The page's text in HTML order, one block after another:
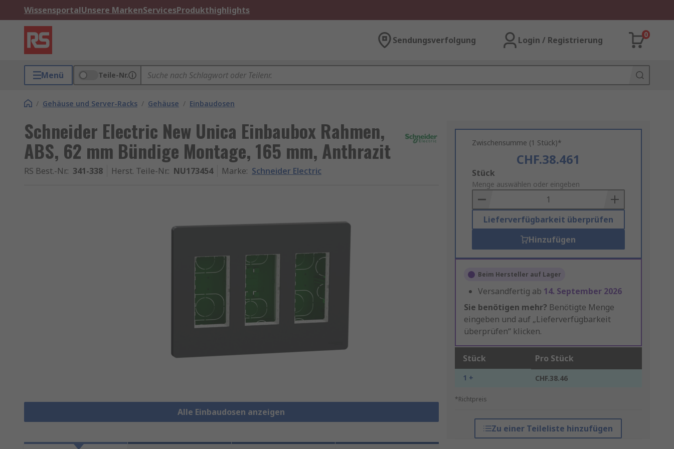
WissensportalUnsere MarkenServicesProdukthighlights
Sendungsverfolgung Login / Registrierung
0
Menü Teile-Nr.
/ Gehäuse und Server-Racks / Gehäuse / Einbaudosen
Schneider Electric New Unica Einbaubox Rahmen,
ABS, 62 mm Bündige Montage, 165 mm, Anthrazit
RS Best.-Nr.: 341-338 Herst. Teile-Nr.: NU173454 Marke: Schneider Electric
Alle Einbaudosen anzeigen
Zwischensumme (1 Stück)*
CHF.38.461
Add
to
Basket
Stück
Menge auswählen oder eingeben
Lieferverfügbarkeit überprüfen
Hinzufügen
Beim Hersteller auf Lager
Versandfertig ab 14. September 2026
Sie benötigen mehr? Benötigte Menge
eingeben und auf „Lieferverfügbarkeit
überprüfen“ klicken.
Stück Pro Stück
1 + CHF.38.46
*Richtpreis
Zu einer Teileliste hinzufügen